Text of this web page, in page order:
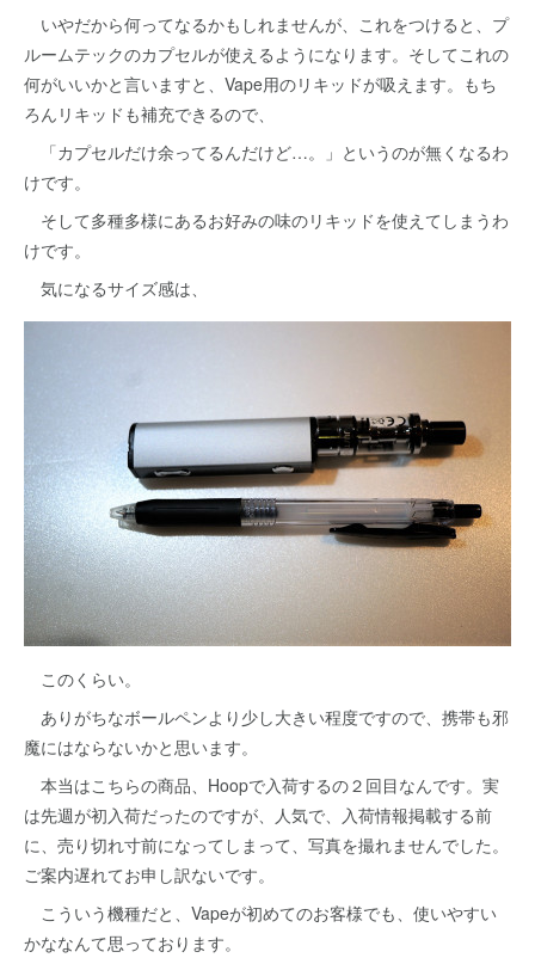
いやだから何ってなるかもしれませんが、これをつけると、プ
ルームテックのカプセルが使えるようになります。そしてこれの
何がいいかと言いますと、Vape用のリキッドが吸えます。もち
ろんリキッドも補充できるので、
「カプセルだけ余ってるんだけど…。」というのが無くなるわ
けです。
そして多種多様にあるお好みの味のリキッドを使えてしまうわ
けです。
気になるサイズ感は、
このくらい。
ありがちなボールペンより少し大きい程度ですので、携帯も邪
魔にはならないかと思います。
本当はこちらの商品、Hoopで入荷するの２回目なんです。実
は先週が初入荷だったのですが、人気で、入荷情報掲載する前
に、売り切れ寸前になってしまって、写真を撮れませんでした。
ご案内遅れてお申し訳ないです。
こういう機種だと、Vapeが初めてのお客様でも、使いやすい
かななんて思っております。